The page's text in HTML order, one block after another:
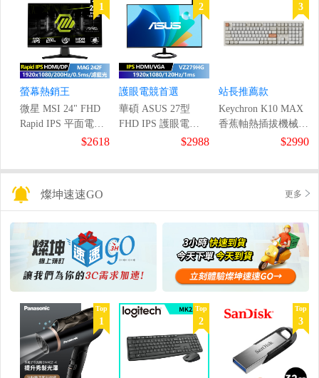
1
螢幕熱銷王
微星 MSI 24" FHD
Rapid IPS 平面電競
$2618
2
護眼電競首選
華碩 ASUS 27型
FHD IPS 護眼電競
$2988
3
站長推薦款
Keychron K10 MAX
香蕉軸熱插拔機械鍵
$2990
燦坤速速GO 更多
Top
1
Top
2
Top
3